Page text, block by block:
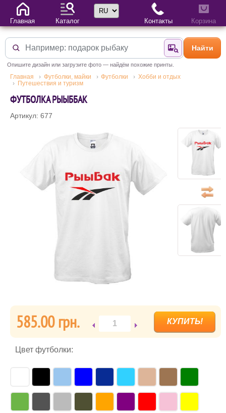
Найти поНайти
Опишите дизайн или загрузите фото — найдём похожие принты.
Главная Футболки, майки Футболки
Хобби и отдых
Путешествия и туризм
ФУТБОЛКА РЫЫББАK
Артикул: 677
585.00 грн.
Цвет футболки:
Главная Каталог
Выбор языка
Контакты Корзина